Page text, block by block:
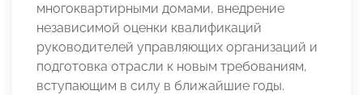
многоквартирными домами, внедрение
независимой оценки квалификаций
руководителей управляющих организаций и
подготовка отрасли к новым требованиям,
вступающим в силу в ближайшие годы.